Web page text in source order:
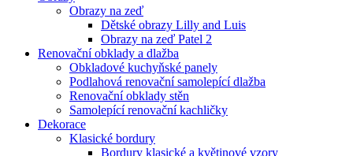
Obrazy na zeď
Dětské obrazy Lilly and Luis
Obrazy na zeď Patel 2
Renovační obklady a dlažba
Obkladové kuchyňské panely
Podlahová renovační samolepící dlažba
Renovační obklady stěn
Samolepící renovační kachličky
Dekorace
Klasické bordury
Bordury klasické a květinové vzory